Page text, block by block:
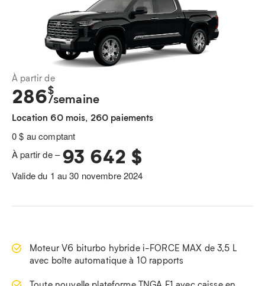
À partir de
286$
/semaine
Location 60 mois, 260 paiements
0 $ au comptant
À partir de –93 642 $
Valide du 1 au 30 novembre 2024
Moteur V6 biturbo hybride i-FORCE MAX de 3,5 L
avec boîte automatique à 10 rapports